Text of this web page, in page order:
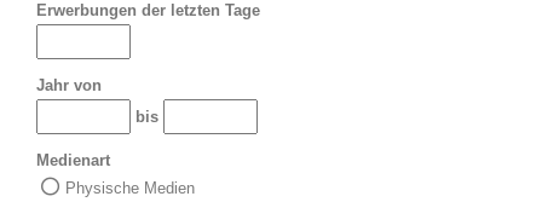
Erwerbungen der letzten Tage
Jahr von
bis
Medienart
Physische Medien